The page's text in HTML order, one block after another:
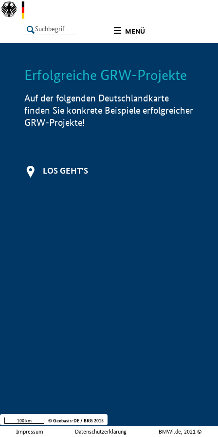
MENÜ
LISTE Info
Erfolgreiche GRW-Projekte
Auf der folgenden Deutschlandkarte
finden Sie konkrete Beispiele erfolgreicher
GRW-Projekte!
LOS GEHT'S
Impressum Datenschutzerklärung BMWi.de, 2021 ©
100 km © Geobasis-DE / BKG 2015